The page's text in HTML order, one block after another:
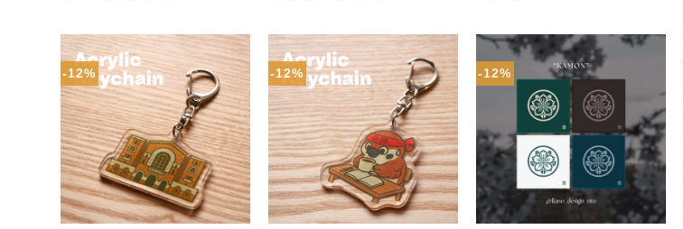
-12%
加入
「願
望輕
單」
-12%
加入
「願
望輕
單」
-12%
單」